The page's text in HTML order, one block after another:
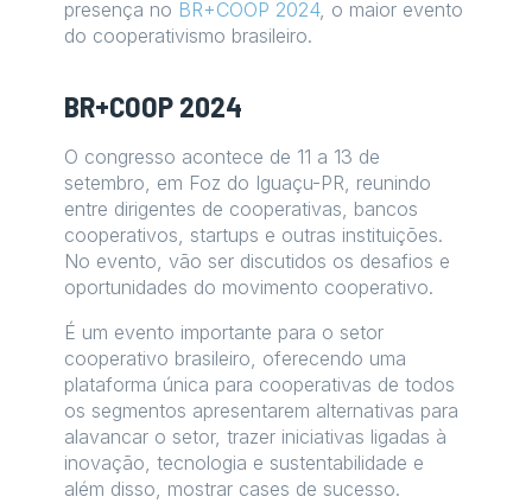
presença no BR+COOP 2024, o maior evento
do cooperativismo brasileiro.
BR+COOP 2024
O congresso acontece de 11 a 13 de
setembro, em Foz do Iguaçu-PR, reunindo
entre dirigentes de cooperativas, bancos
cooperativos, startups e outras instituições.
No evento, vão ser discutidos os desafios e
oportunidades do movimento cooperativo.
É um evento importante para o setor
cooperativo brasileiro, oferecendo uma
plataforma única para cooperativas de todos
os segmentos apresentarem alternativas para
alavancar o setor, trazer iniciativas ligadas à
inovação, tecnologia e sustentabilidade e
além disso, mostrar cases de sucesso.